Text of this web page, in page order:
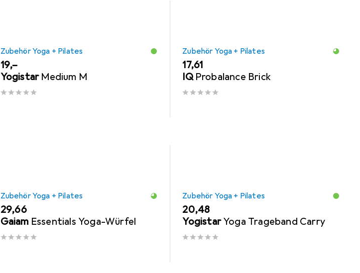
Zubehör Yoga + Pilates
EUR
19,–
Yogistar Medium M
Zubehör Yoga + Pilates
EUR
17,61
IQ Probalance Brick
Zubehör Yoga + Pilates
EUR
29,66
Gaiam Essentials Yoga-Würfel
Zubehör Yoga + Pilates
EUR
20,48
Yogistar Yoga Trageband Carry